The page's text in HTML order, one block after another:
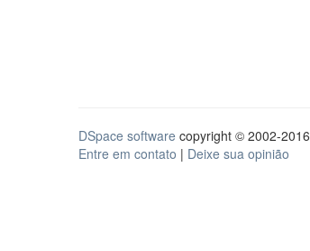
DSpace software copyright © 2002-2016
Entre em contato | Deixe sua opinião